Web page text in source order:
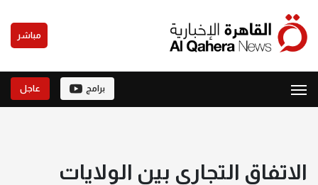
مباشر
برامج عاجل
الاتفاق التجاري بين الولايات